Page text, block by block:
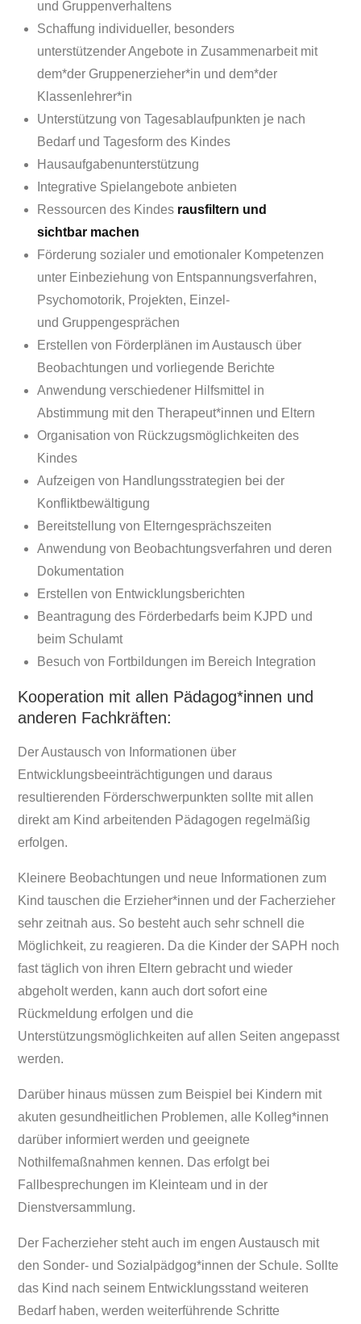
und Gruppenverhaltens
Schaffung individueller, besonders
unterstützender Angebote in Zusammenarbeit mit
dem*der Gruppenerzieher*in und dem*der
Klassenlehrer*in
Unterstützung von Tagesablaufpunkten je nach
Bedarf und Tagesform des Kindes
Hausaufgabenunterstützung
Integrative Spielangebote anbieten
Ressourcen des Kindes rausfiltern und
sichtbar machen
Förderung sozialer und emotionaler Kompetenzen
unter Einbeziehung von Entspannungsverfahren,
Psychomotorik, Projekten, Einzel-
und Gruppengesprächen
Erstellen von Förderplänen im Austausch über
Beobachtungen und vorliegende Berichte
Anwendung verschiedener Hilfsmittel in
Abstimmung mit den Therapeut*innen und Eltern
Organisation von Rückzugsmöglichkeiten des
Kindes
Aufzeigen von Handlungsstrategien bei der
Konfliktbewältigung
Bereitstellung von Elterngesprächszeiten
Anwendung von Beobachtungsverfahren und deren
Dokumentation
Erstellen von Entwicklungsberichten
Beantragung des Förderbedarfs beim KJPD und
beim Schulamt
Besuch von Fortbildungen im Bereich Integration
Kooperation mit allen Pädagog*innen und
anderen Fachkräften:
Der Austausch von Informationen über
Entwicklungsbeeinträchtigungen und daraus
resultierenden Förderschwerpunkten sollte mit allen
direkt am Kind arbeitenden Pädagogen regelmäßig
erfolgen.
Kleinere Beobachtungen und neue Informationen zum
Kind tauschen die Erzieher*innen und der Facherzieher
sehr zeitnah aus. So besteht auch sehr schnell die
Möglichkeit, zu reagieren. Da die Kinder der SAPH noch
fast täglich von ihren Eltern gebracht und wieder
abgeholt werden, kann auch dort sofort eine
Rückmeldung erfolgen und die
Unterstützungsmöglichkeiten auf allen Seiten angepasst
werden.
Darüber hinaus müssen zum Beispiel bei Kindern mit
akuten gesundheitlichen Problemen, alle Kolleg*innen
darüber informiert werden und geeignete
Nothilfemaßnahmen kennen. Das erfolgt bei
Fallbesprechungen im Kleinteam und in der
Dienstversammlung.
Der Facherzieher steht auch im engen Austausch mit
den Sonder- und Sozialpädgog*innen der Schule. Sollte
das Kind nach seinem Entwicklungsstand weiteren
Bedarf haben, werden weiterführende Schritte